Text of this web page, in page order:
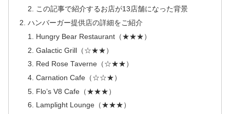
この記事で紹介するお店が13店舗になった背景
ハンバーガー提供店の詳細をご紹介
Hungry Bear Restaurant（★★★）
Galactic Grill（☆★★）
Red Rose Taverne（☆★★）
Carnation Cafe（☆☆★）
Flo’s V8 Cafe（★★★）
Lamplight Lounge（★★★）